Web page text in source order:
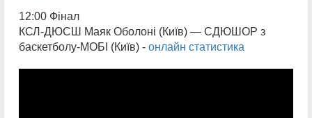
12:00 Фінал
КСЛ-ДЮСШ Маяк Оболоні (Київ) — СДЮШОР з
баскетболу-МОБІ (Київ) - онлайн статистика